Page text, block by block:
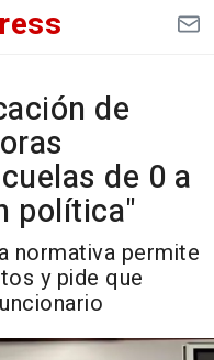
de
de 0 a
política"
normativa permite
y pide que